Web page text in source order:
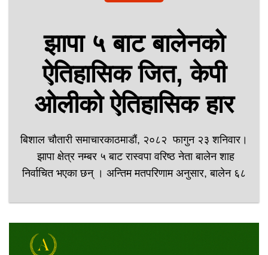
झापा ५ बाट बालेनको
ऐतिहासिक जित, केपी
ओलीको ऐतिहासिक हार
बिशाल चौतारी समाचारकाठमाडौं, २०८२ फागुन २३ शनिवार।
झापा क्षेत्र नम्बर ५ बाट रास्वपा वरिष्ठ नेता बालेन शाह
निर्वाचित भएका छन् । अन्तिम मतपरिणाम अनुसार, बालेन ६८